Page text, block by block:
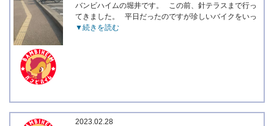
バンビハイムの堀井です。 この前、針テラスまで行っ
てきました。 平日だったのですが珍しいバイクをいっ
▼続きを読む
2023.02.28